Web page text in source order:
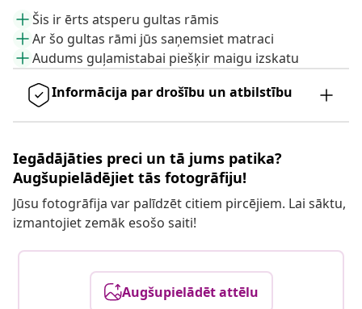
Šis ir ērts atsperu gultas rāmis
Ar šo gultas rāmi jūs saņemsiet matraci
Audums guļamistabai piešķir maigu izskatu
Informācija par drošību un atbilstību
Iegādājāties preci un tā jums patika?
Augšupielādējiet tās fotogrāfiju!
Jūsu fotogrāfija var palīdzēt citiem pircējiem. Lai sāktu,
izmantojiet zemāk esošo saiti!
Augšupielādēt attēlu